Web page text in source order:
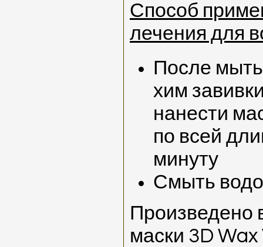
Способ
лечения для
После
хим
нанести
по всей
минуту
Смыть
Произведено
маски 3D